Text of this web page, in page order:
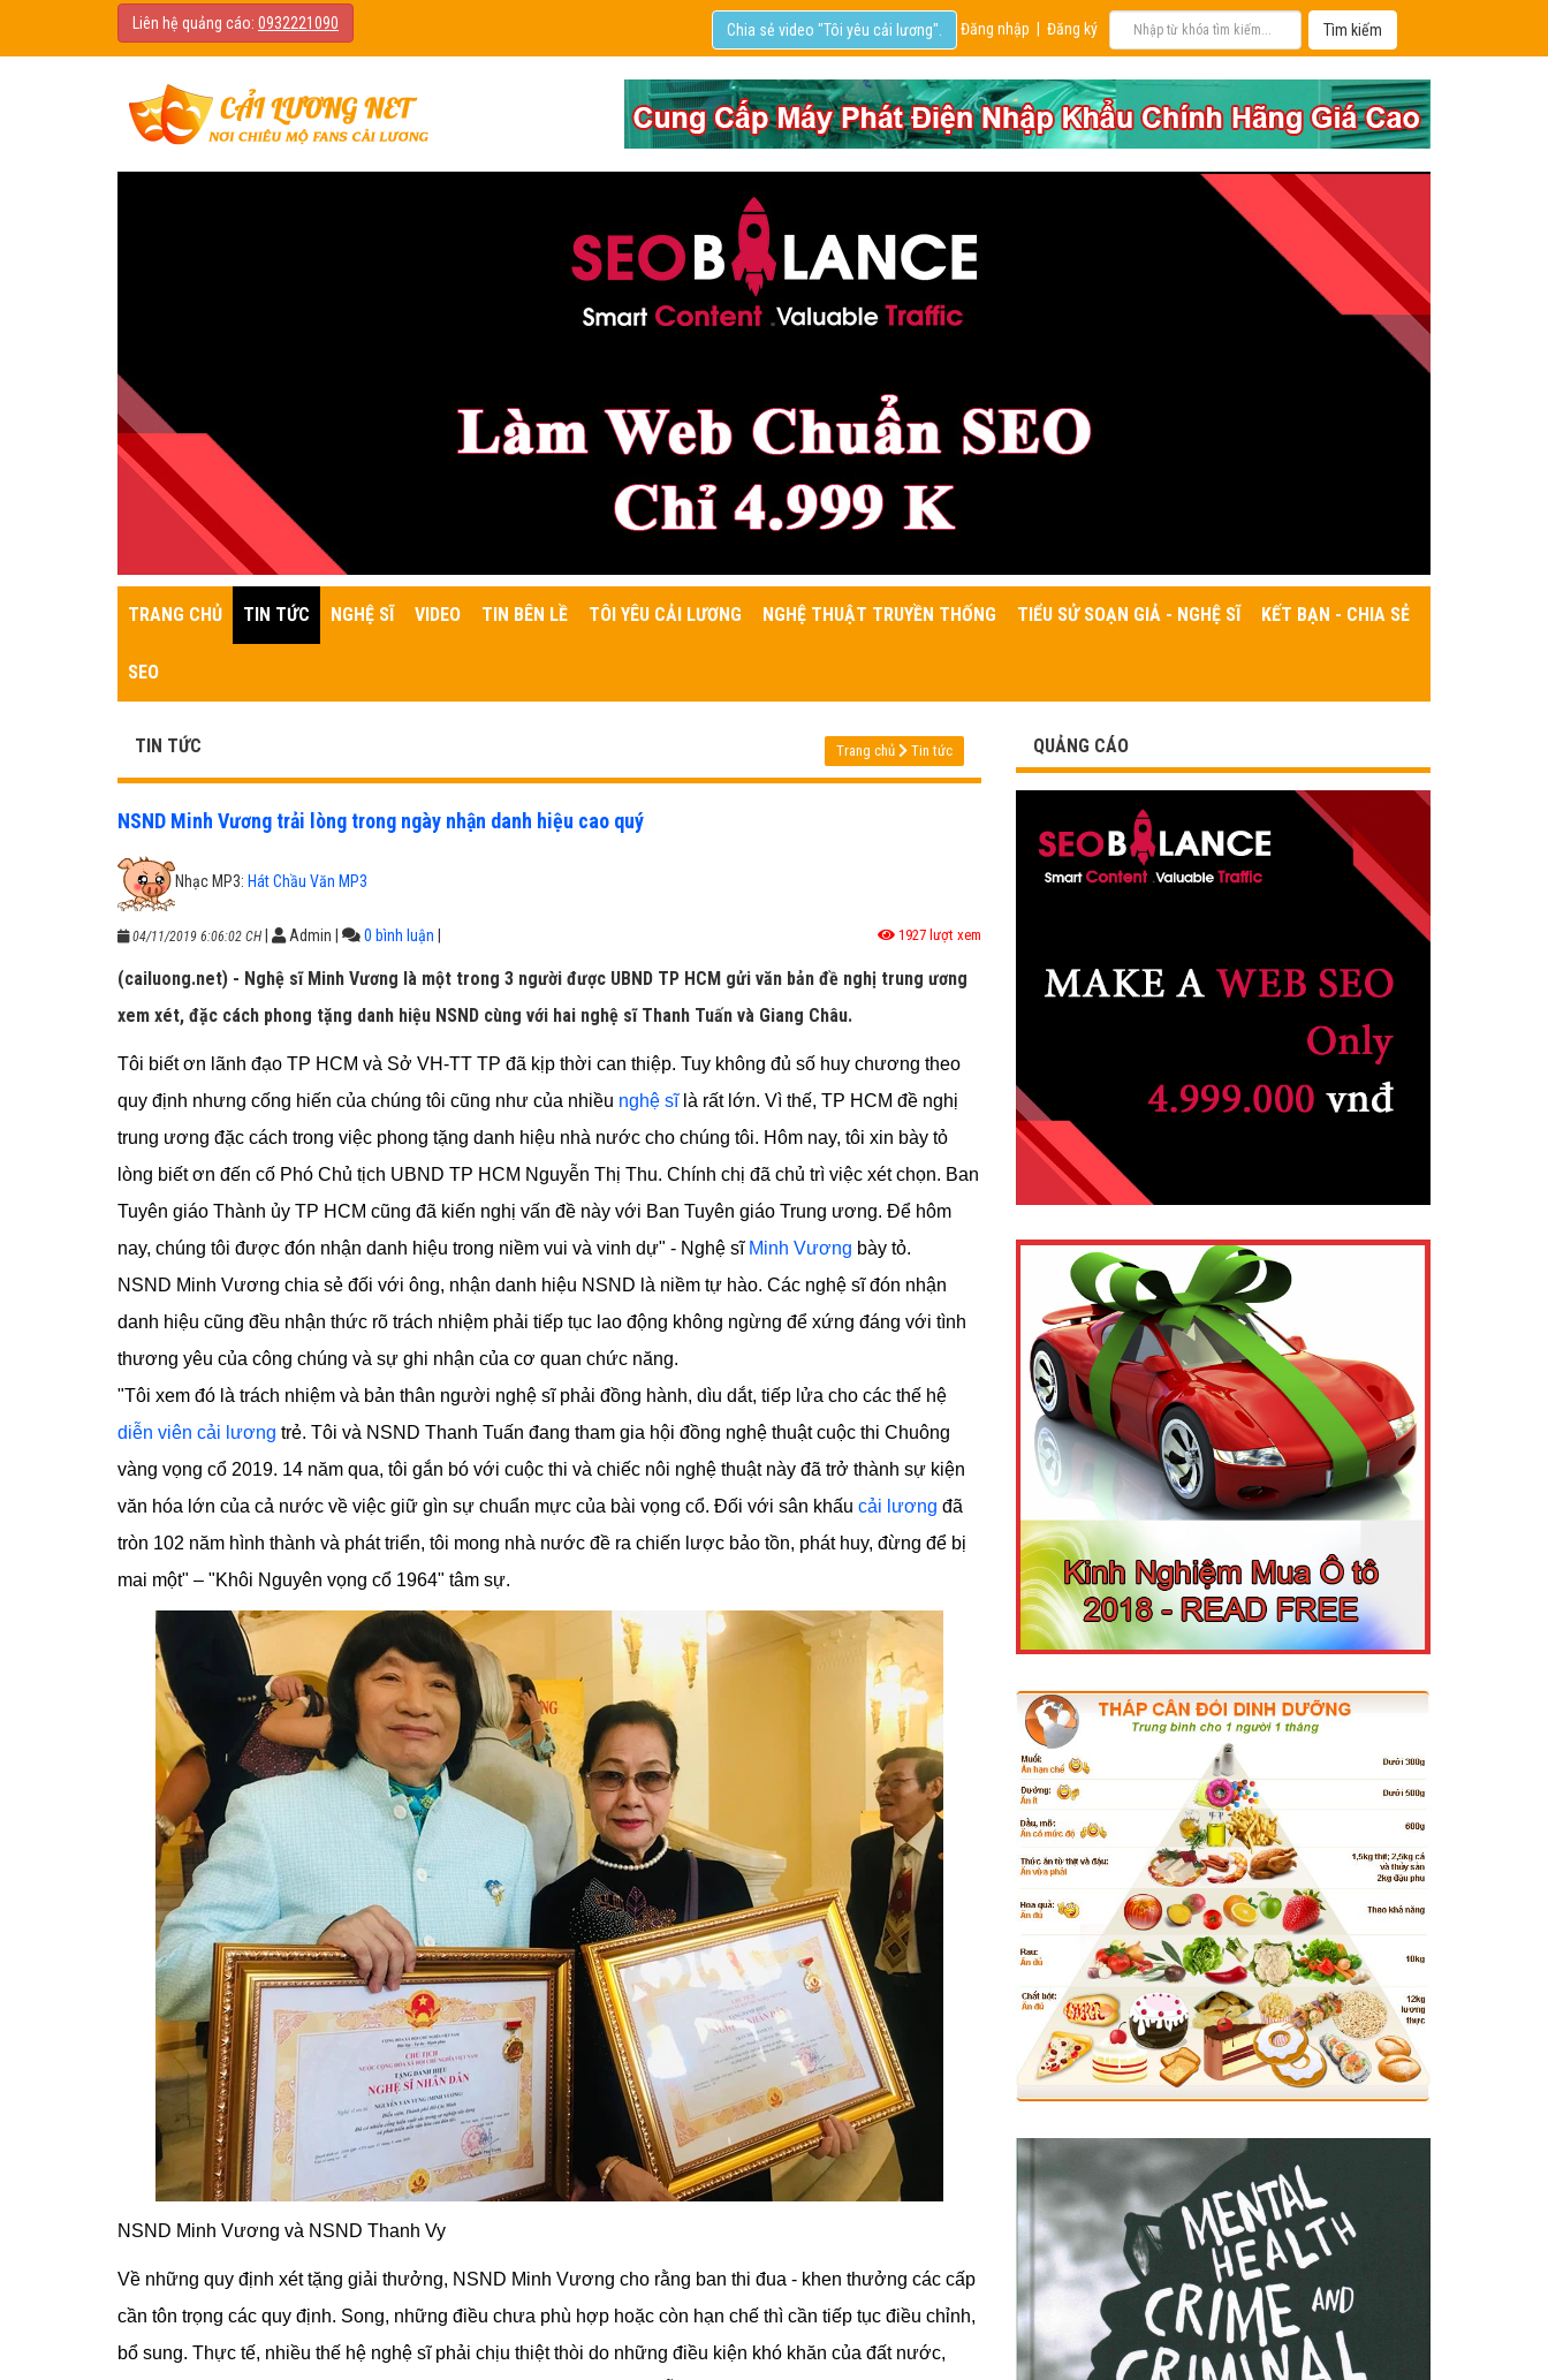
Liên hệ quảng cáo: 0932221090 Đăng nhập Đăng ký
Chia sẻ video "Tôi yêu cải lương".
TRANG CHỦ TIN TỨC NGHỆ SĨ VIDEO TIN BÊN LỀ TÔI YÊU CẢI LƯƠNG NGHỆ THUẬT TRUYỀN THỐNG TIỂU SỬ SOẠN GIẢ - NGHỆ SĨ KẾT BẠN - CHIA SẺ
SEO
TIN TỨC Trang chủ Tin tức
NSND Minh Vương trải lòng trong ngày nhận danh hiệu cao quý
Nhạc MP3: Hát Chầu Văn MP3
04/11/2019 6:06:02 CH Admin 0 bình luận 1927 lượt xem
(cailuong.net) - Nghệ sĩ Minh Vương là một trong 3 người được UBND TP HCM gửi văn bản đề nghị trung ương
xem xét, đặc cách phong tặng danh hiệu NSND cùng với hai nghệ sĩ Thanh Tuấn và Giang Châu.
Tôi biết ơn lãnh đạo TP HCM và Sở VH-TT TP đã kịp thời can thiệp. Tuy không đủ số huy chương theo
quy định nhưng cống hiến của chúng tôi cũng như của nhiều nghệ sĩlà rất lớn. Vì thế, TP HCM đề nghị
trung ương đặc cách trong việc phong tặng danh hiệu nhà nước cho chúng tôi. Hôm nay, tôi xin bày tỏ
lòng biết ơn đến cố Phó Chủ tịch UBND TP HCM Nguyễn Thị Thu. Chính chị đã chủ trì việc xét chọn. Ban
Tuyên giáo Thành ủy TP HCM cũng đã kiến nghị vấn đề này với Ban Tuyên giáo Trung ương. Để hôm
nay, chúng tôi được đón nhận danh hiệu trong niềm vui và vinh dự" - Nghệ sĩ Minh Vương bày tỏ.
NSND Minh Vương chia sẻ đối với ông, nhận danh hiệu NSND là niềm tự hào. Các nghệ sĩ đón nhận
danh hiệu cũng đều nhận thức rõ trách nhiệm phải tiếp tục lao động không ngừng để xứng đáng với tình
thương yêu của công chúng và sự ghi nhận của cơ quan chức năng.
"Tôi xem đó là trách nhiệm và bản thân người nghệ sĩ phải đồng hành, dìu dắt, tiếp lửa cho các thế hệ
diễn viên cải lương trẻ. Tôi và NSND Thanh Tuấn đang tham gia hội đồng nghệ thuật cuộc thi Chuông
vàng vọng cổ 2019. 14 năm qua, tôi gắn bó với cuộc thi và chiếc nôi nghệ thuật này đã trở thành sự kiện
văn hóa lớn của cả nước về việc giữ gìn sự chuẩn mực của bài vọng cổ. Đối với sân khấu cải lương đã
tròn 102 năm hình thành và phát triển, tôi mong nhà nước đề ra chiến lược bảo tồn, phát huy, đừng để bị
mai một" – "Khôi Nguyên vọng cổ 1964" tâm sự.
NSND Minh Vương và NSND Thanh Vy
Về những quy định xét tặng giải thưởng, NSND Minh Vương cho rằng ban thi đua - khen thưởng các cấp
cần tôn trọng các quy định. Song, những điều chưa phù hợp hoặc còn hạn chế thì cần tiếp tục điều chỉnh,
bổ sung. Thực tế, nhiều thế hệ nghệ sĩ phải chịu thiệt thòi do những điều kiện khó khăn của đất nước,
QUẢNG CÁO